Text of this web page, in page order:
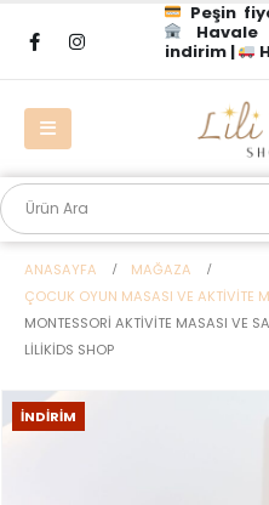
Peşin
Havale
indirim |
ANASAYFA
MAĞAZA
ÇOCUK OYUN MASASI VE AKTIVITE
MONTESSORI AKTIVITE MASASI VE
LILIKIDS SHOP
İNDIRIM